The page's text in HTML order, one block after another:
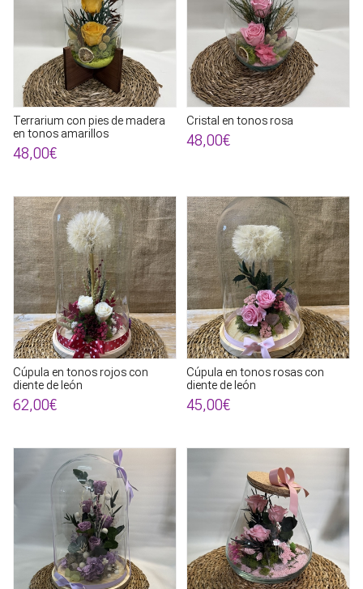
Terrarium con pies de madera
en tonos amarillos
48,00€
Cristal en tonos rosa
48,00€
Cúpula en tonos rojos con
diente de león
62,00€
Cúpula en tonos rosas con
diente de león
45,00€